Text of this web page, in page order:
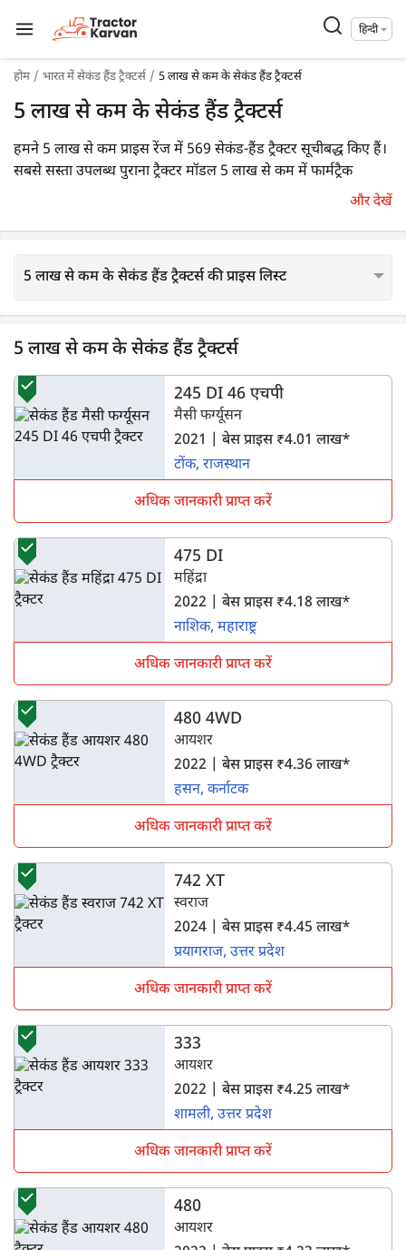
हिन्दी
होम भारत में सेकंड हैंड ट्रैक्टर्स 5 लाख से कम के सेकंड हैंड ट्रैक्टर्स
5 लाख से कम के सेकंड हैंड ट्रैक्टर्स
हमने 5 लाख से कम प्राइस रेंज में 569 सेकंड-हैंड ट्रैक्टर सूचीबद्ध किए हैं।
सबसे सस्ता उपलब्ध पुराना ट्रैक्टर मॉडल 5 लाख से कम में फार्मट्रैक
और देखें
5 लाख से कम के सेकंड हैंड ट्रैक्टर्स की प्राइस लिस्ट
5 लाख से कम के सेकंड हैंड ट्रैक्टर्स
245 DI 46 एचपी
मैसी फर्ग्यूसन
2021 | बेस प्राइस ₹4.01 लाख*
टोंक, राजस्थान
अधिक जानकारी प्राप्त करें
475 DI
महिंद्रा
2022 | बेस प्राइस ₹4.18 लाख*
नाशिक, महाराष्ट्र
अधिक जानकारी प्राप्त करें
480 4WD
आयशर
2022 | बेस प्राइस ₹4.36 लाख*
हसन, कर्नाटक
अधिक जानकारी प्राप्त करें
742 XT
स्वराज
2024 | बेस प्राइस ₹4.45 लाख*
प्रयागराज, उत्तर प्रदेश
अधिक जानकारी प्राप्त करें
333
आयशर
2022 | बेस प्राइस ₹4.25 लाख*
शामली, उत्तर प्रदेश
अधिक जानकारी प्राप्त करें
480
आयशर